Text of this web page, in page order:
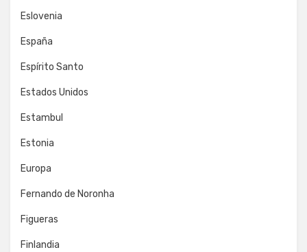
Eslovenia
España
Espírito Santo
Estados Unidos
Estambul
Estonia
Europa
Fernando de Noronha
Figueras
Finlandia